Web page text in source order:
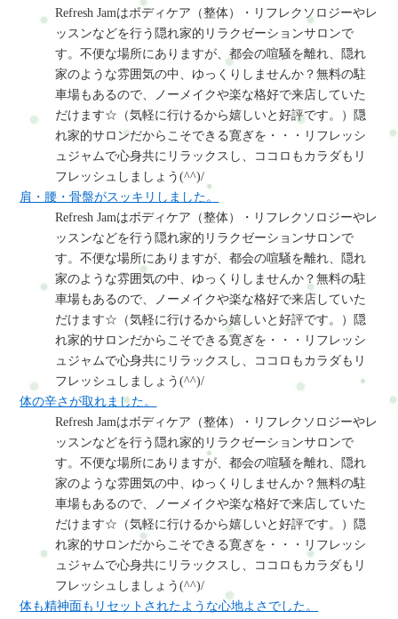
Refresh Jamはボディケア（整体）・リフレクソロジーやレ
ッスンなどを行う隠れ家的リラクゼーションサロンで
す。不便な場所にありますが、都会の喧騒を離れ、隠れ
家のような雰囲気の中、ゆっくりしませんか？無料の駐
車場もあるので、ノーメイクや楽な格好で来店していた
だけます☆（気軽に行けるから嬉しいと好評です。）隠
れ家的サロンだからこそできる寛ぎを・・・リフレッシ
ュジャムで心身共にリラックスし、ココロもカラダもリ
フレッシュしましょう(^^)/
肩・腰・骨盤がスッキリしました。
Refresh Jamはボディケア（整体）・リフレクソロジーやレ
ッスンなどを行う隠れ家的リラクゼーションサロンで
す。不便な場所にありますが、都会の喧騒を離れ、隠れ
家のような雰囲気の中、ゆっくりしませんか？無料の駐
車場もあるので、ノーメイクや楽な格好で来店していた
だけます☆（気軽に行けるから嬉しいと好評です。）隠
れ家的サロンだからこそできる寛ぎを・・・リフレッシ
ュジャムで心身共にリラックスし、ココロもカラダもリ
フレッシュしましょう(^^)/
体の辛さが取れました。
Refresh Jamはボディケア（整体）・リフレクソロジーやレ
ッスンなどを行う隠れ家的リラクゼーションサロンで
す。不便な場所にありますが、都会の喧騒を離れ、隠れ
家のような雰囲気の中、ゆっくりしませんか？無料の駐
車場もあるので、ノーメイクや楽な格好で来店していた
だけます☆（気軽に行けるから嬉しいと好評です。）隠
れ家的サロンだからこそできる寛ぎを・・・リフレッシ
ュジャムで心身共にリラックスし、ココロもカラダもリ
フレッシュしましょう(^^)/
体も精神面もリセットされたような心地よさでした。